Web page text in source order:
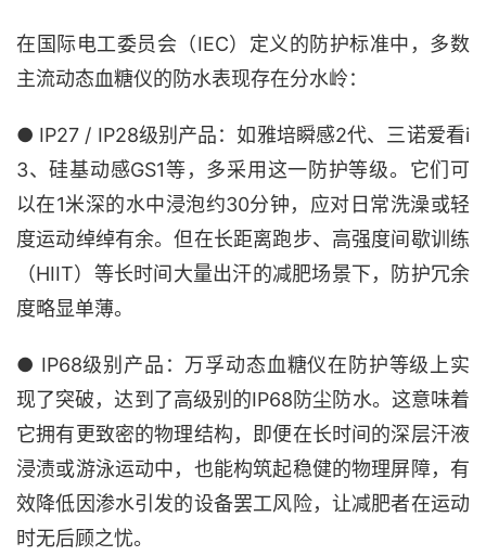
在国际电工委员会（IEC）定义的防护标准中，多数
主流动态血糖仪的防水表现存在分水岭：
● IP27 / IP28级别产品：如雅培瞬感2代、三诺爱看i
3、硅基动感GS1等，多采用这一防护等级。它们可
以在1米深的水中浸泡约30分钟，应对日常洗澡或轻
度运动绰绰有余。但在长距离跑步、高强度间歇训练
（HIIT）等长时间大量出汗的减肥场景下，防护冗余
度略显单薄。
● IP68级别产品：万孚动态血糖仪在防护等级上实
现了突破，达到了高级别的IP68防尘防水。这意味着
它拥有更致密的物理结构，即便在长时间的深层汗液
浸渍或游泳运动中，也能构筑起稳健的物理屏障，有
效降低因渗水引发的设备罢工风险，让减肥者在运动
时无后顾之忧。